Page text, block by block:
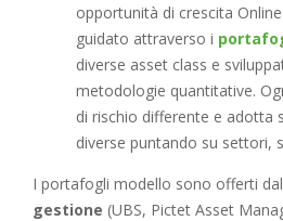
opportunità di crescita
guidato attraverso i
diverse asset class e
metodologie quantitative.
di rischio differente e adotta
diverse puntando su settori,
I portafogli modello sono offerti
gestione (UBS, Pictet Asset